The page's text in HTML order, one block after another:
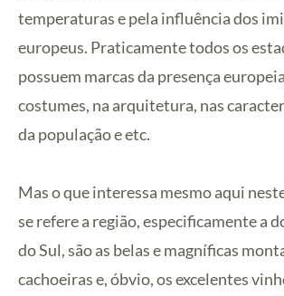
temperaturas e pela influência dos
europeus. Praticamente todos os
possuem marcas da presença
costumes, na arquitetura, nas
da população e etc.
Mas o que interessa mesmo aqui
se refere a região, especificamente a
do Sul, são as belas e magníficas
cachoeiras e, óbvio, os excelentes